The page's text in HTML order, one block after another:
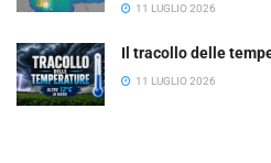
11 LUGLIO 2026
Il tracollo delle
11 LUGLIO 2026